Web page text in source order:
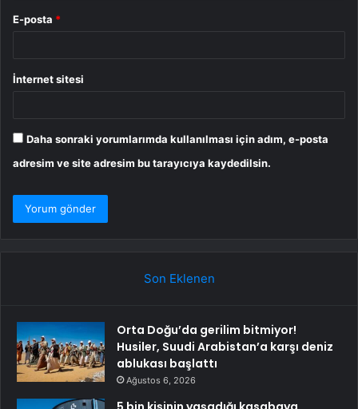
E-posta *
İnternet sitesi
Daha sonraki yorumlarımda kullanılması için adım, e-posta
adresim ve site adresim bu tarayıcıya kaydedilsin.
Son Eklenen
Orta Doğu’da gerilim bitmiyor!
Husiler, Suudi Arabistan’a karşı deniz
ablukası başlattı
Ağustos 6, 2026